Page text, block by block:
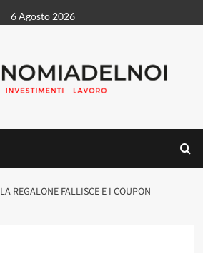
6 Agosto 2026
LA REGALONE FALLISCE E I COUPON